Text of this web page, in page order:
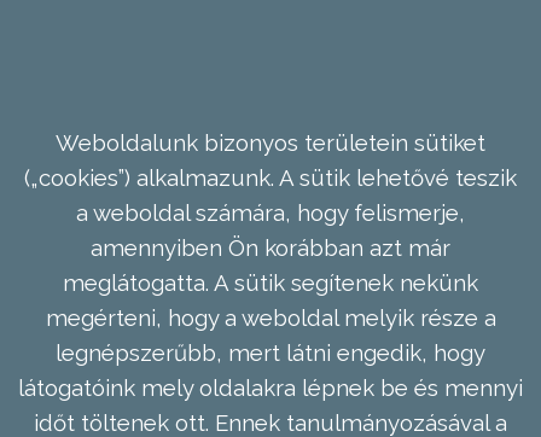
Weboldalunk bizonyos területein sütiket
(„cookies”) alkalmazunk. A sütik lehetővé teszik
a weboldal számára, hogy felismerje,
amennyiben Ön korábban azt már
meglátogatta. A sütik segítenek nekünk
megérteni, hogy a weboldal melyik része a
legnépszerűbb, mert látni engedik, hogy
látogatóink mely oldalakra lépnek be és mennyi
időt töltenek ott. Ennek tanulmányozásával a